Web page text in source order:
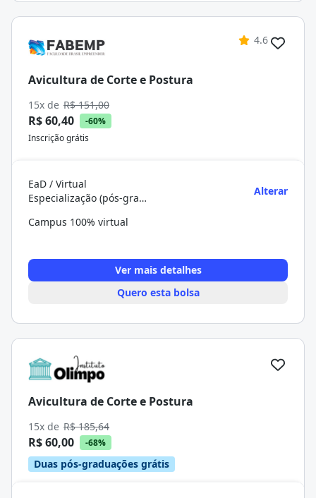
4.6
Avicultura de Corte e Postura
15x de R$ 151,00
R$ 60,40
-60%
Inscrição grátis
EaD / Virtual
Especialização (pós-graduação)
Alterar
Campus 100% virtual
Ver mais detalhes
Quero esta bolsa
Avicultura de Corte e Postura
15x de R$ 185,64
R$ 60,00 -68%
Duas pós-graduações grátis